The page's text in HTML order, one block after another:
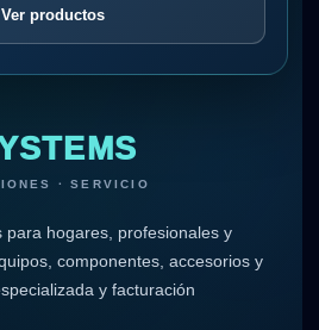
Ver productos
· SERVICIO
para hogares, profesionales y
componentes, accesorios y
y facturación